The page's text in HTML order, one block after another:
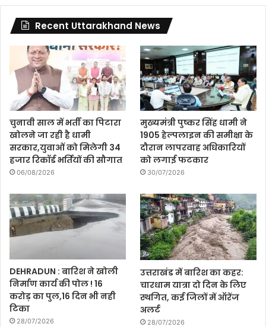
Recent Uttarakhand News
चुनावी साल में भर्ती का पिटारा
खोलने जा रही है धामी
सरकार,युवाओं को मिलेगी 34
हजार रिकॉर्ड भर्तियों की सौगात
06/08/2026
मुख्यमंत्री पुष्कर सिंह धामी ने
1905 हेल्पलाइन की समीक्षा के
दौरान लापरवाह अधिकारियों
को लगाई फटकार
30/07/2026
DEHRADUN : बारिश ने खोली
निर्माण कार्य की पोल ! 16
करोड़ का पुल,16 दिन भी नही
टिका
28/07/2026
उत्तराखंड में बारिश का कहर:
चारधाम यात्रा दो दिन के लिए
स्थगित, कई जिलों में ऑरेंज
अलर्ट
28/07/2026